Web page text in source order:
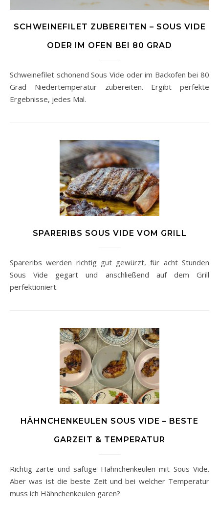
SCHWEINEFILET ZUBEREITEN – SOUS VIDE
ODER IM OFEN BEI 80 GRAD
Schweinefilet schonend Sous Vide oder im Backofen bei 80
Grad Niedertemperatur zubereiten. Ergibt perfekte
Ergebnisse, jedes Mal.
SPARERIBS SOUS VIDE VOM GRILL
Spareribs werden richtig gut gewürzt, für acht Stunden
Sous Vide gegart und anschließend auf dem Grill
perfektioniert.
HÄHNCHENKEULEN SOUS VIDE – BESTE
GARZEIT & TEMPERATUR
Richtig zarte und saftige Hähnchenkeulen mit Sous Vide.
Aber was ist die beste Zeit und bei welcher Temperatur
muss ich Hähnchenkeulen garen?